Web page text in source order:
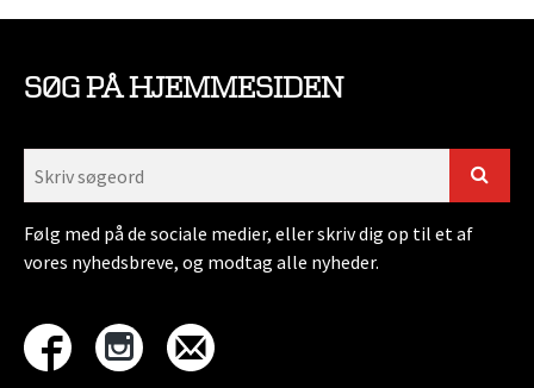
SØG PÅ HJEMMESIDEN
Følg med på de sociale medier, eller skriv dig op til et af
vores nyhedsbreve, og modtag alle nyheder.